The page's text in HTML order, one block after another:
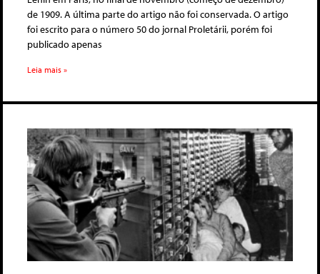
de 1909. A última parte do artigo não foi conservada. O artigo
foi escrito para o número 50 do jornal Proletárii, porém foi
publicado apenas
Leia mais »